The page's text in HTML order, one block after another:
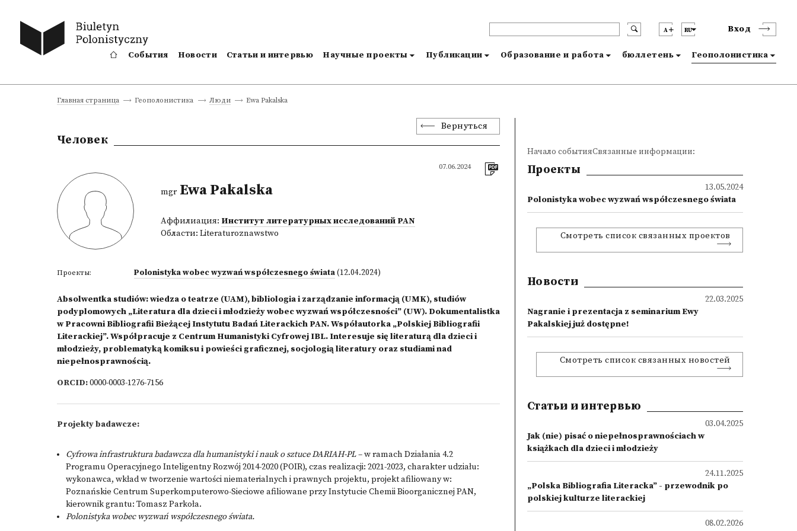
A RU Вход
События Новости Статьи и интервью Научные проекты Публикации Образование и работа бюллетень Геополонистика
Главная страница Геополонистика Люди Ewa Pakalska
Вернуться
Человек
07.06.2024
mgrEwa Pakalska
Аффилиация: Институт литературных исследований PAN
Области: Literaturoznawstwo
Проекты: Polonistyka wobec wyzwań współczesnego świata(12.04.2024)
Absolwentka studiów: wiedza o teatrze (UAM), bibliologia i zarządzanie informacją (UMK), studiów
podyplomowych „Literatura dla dzieci i młodzieży wobec wyzwań współczesności” (UW). Dokumentalistka
w Pracowni Bibliografii Bieżącej Instytutu Badań Literackich PAN. Współautorka „Polskiej Bibliografii
Literackiej”. Współpracuje z Centrum Humanistyki Cyfrowej IBL. Interesuje się literaturą dla dzieci i
młodzieży, problematyką komiksu i powieści graficznej, socjologią literatury oraz studiami nad
niepełnosprawnością.
ORCID:0000-0003-1276-7156
Projekty badawcze:
Cyfrowa infrastruktura badawcza dla humanistyki i nauk o sztuce DARIAH-PL– w ramach Działania 4.2
Programu Operacyjnego Inteligentny Rozwój 2014-2020 (POIR), czas realizacji: 2021-2023, charakter udziału:
wykonawca, wkład w tworzenie wartości niematerialnych i prawnych projektu, projekt afiliowany w:
Poznańskie Centrum Superkomputerowo-Sieciowe afiliowane przy Instytucie Chemii Bioorganicznej PAN,
kierownik grantu: Tomasz Parkoła.
Polonistyka wobec wyzwań współczesnego świata.
Начало событияСвязанные информации:
Проекты
13.05.2024
Polonistyka wobec wyzwań współczesnego świata
Смотреть список связанных проектов
Новости
22.03.2025
Nagranie i prezentacja z seminarium Ewy
Pakalskiej już dostępne!
Смотреть список связанных новостей
Статьи и интервью
03.04.2025
Jak (nie) pisać o niepełnosprawnościach w
książkach dla dzieci i młodzieży
24.11.2025
„Polska Bibliografia Literacka” - przewodnik po
polskiej kulturze literackiej
08.02.2026